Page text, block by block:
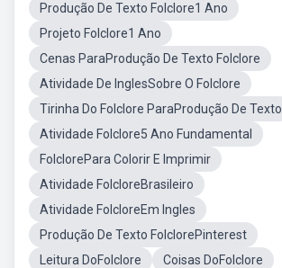
Produção De Texto Folclore1 Ano
Projeto Folclore1 Ano
Cenas ParaProdução De Texto Folclore
Atividade De InglesSobre O Folclore
Tirinha Do Folclore ParaProdução De Texto
Atividade Folclore5 Ano Fundamental
FolclorePara Colorir E Imprimir
Atividade FolcloreBrasileiro
Atividade FolcloreEm Ingles
Produção De Texto FolclorePinterest
Leitura DoFolclore
Coisas DoFolclore